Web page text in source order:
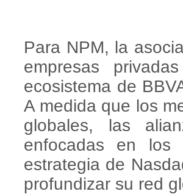
Para NPM, la
empresas
ecosistema de
A medida que los
globales, las
enfocadas en los
estrategia de
profundizar su red